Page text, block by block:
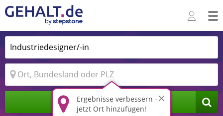
Ergebnisse verbessern -
jetzt Ort hinzufügen!
Jobs finden